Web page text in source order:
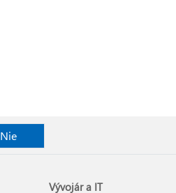
Nie
Vývojár a IT